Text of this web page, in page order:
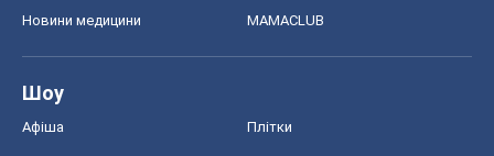
Новини медицини MAMACLUB
Шоу
Афіша Плітки